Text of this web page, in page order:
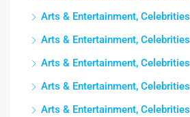
Arts & Entertainment, Celebrities
Arts & Entertainment, Celebrities
Arts & Entertainment, Celebrities
Arts & Entertainment, Celebrities
Arts & Entertainment, Celebrities